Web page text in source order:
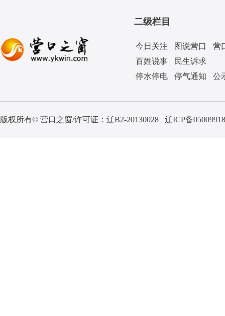
二级栏目
今日关注 图说营口
营
百姓说事
民生诉求
停水停电
停气通知 公
版权所有© 营口之窗/许可证： 辽B2-20130028 辽ICP备